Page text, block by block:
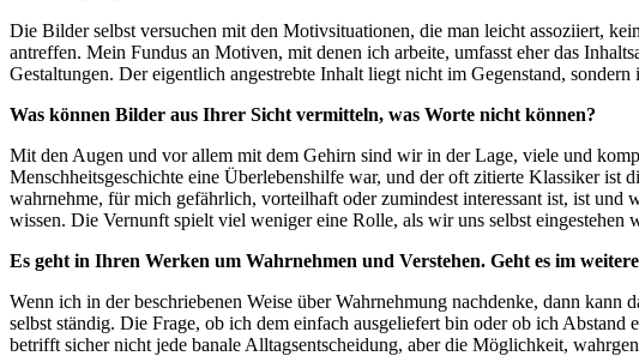
Die Bilder selbst versuchen mit den Motivsituationen, die man leicht assoziiert,
antreffen. Mein Fundus an Motiven, mit denen ich arbeite, umfasst eher das
Gestaltungen. Der eigentlich angestrebte Inhalt liegt nicht im Gegenstand,
Was können Bilder aus Ihrer Sicht vermitteln, was Worte nicht können?
Mit den Augen und vor allem mit dem Gehirn sind wir in der Lage, viele und
Menschheitsgeschichte eine Überlebenshilfe war, und der oft zitierte Klassiker
wahrnehme, für mich gefährlich, vorteilhaft oder zumindest interessant ist, ist
wissen. Die Vernunft spielt viel weniger eine Rolle, als wir uns selbst eingestehen
Es geht in Ihren Werken um Wahrnehmen und Verstehen. Geht es im
Wenn ich in der beschriebenen Weise über Wahrnehmung nachdenke, dann
selbst ständig. Die Frage, ob ich dem einfach ausgeliefert bin oder ob ich
betrifft sicher nicht jede banale Alltagsentscheidung, aber die Möglichkeit,